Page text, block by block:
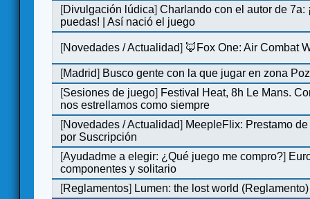
[Divulgación lúdica]Charlando con el autor de 7a:
puedas! | Así nació el juego
[Novedades / Actualidad] 🦊Fox One: Air Combat
[Madrid] Busco gente con la que jugar en zona
[Sesiones de juego] Festival Heat, 8h Le Mans.
nos estrellamos como siempre
[Novedades / Actualidad] MeepleFlix: Prestamo
por Suscripción
[Ayudadme a elegir: ¿Qué juego me compro?]
componentes y solitario
[Reglamentos] Lumen: the lost world (Reglamento)